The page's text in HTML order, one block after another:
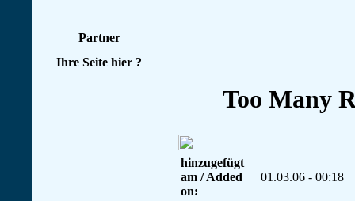
Partner
Ihre Seite hier ?
hinzugefügt
am / Added
on:
01.03.06 - 00:18